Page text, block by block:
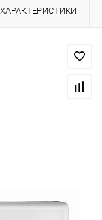
ХАРАКТЕРИСТИКИ